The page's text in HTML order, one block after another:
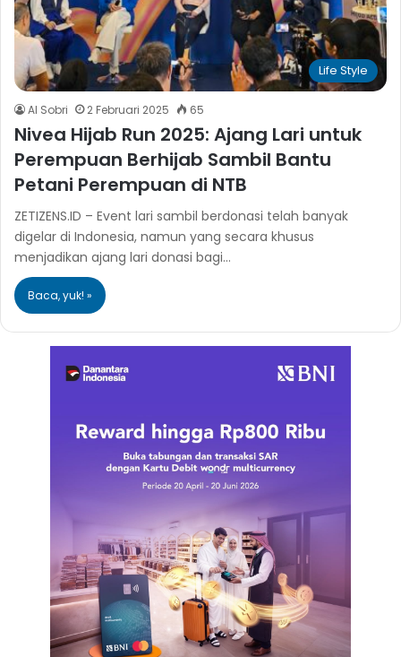
Life Style
Al Sobri 2 Februari 2025 65
Nivea Hijab Run 2025: Ajang Lari untuk
Perempuan Berhijab Sambil Bantu
Petani Perempuan di NTB
ZETIZENS.ID – Event lari sambil berdonasi telah banyak
digelar di Indonesia, namun yang secara khusus
menjadikan ajang lari donasi bagi…
Baca, yuk! »